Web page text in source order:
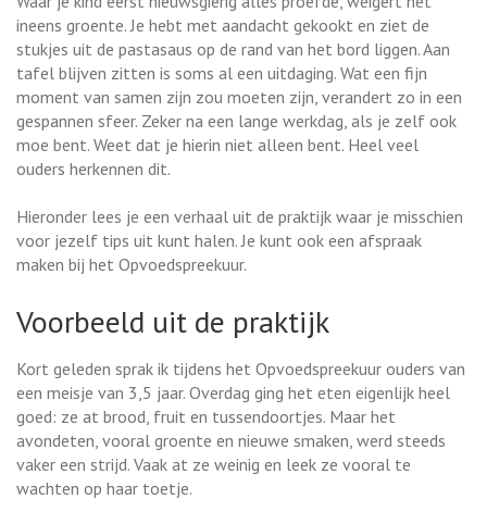
ineens groente. Je hebt met aandacht gekookt en ziet de
stukjes uit de pastasaus op de rand van het bord liggen. Aan
tafel blijven zitten is soms al een uitdaging. Wat een fijn
moment van samen zijn zou moeten zijn, verandert zo in een
gespannen sfeer. Zeker na een lange werkdag, als je zelf ook
moe bent. Weet dat je hierin niet alleen bent. Heel veel
ouders herkennen dit.
Hieronder lees je een verhaal uit de praktijk waar je misschien
voor jezelf tips uit kunt halen. Je kunt ook een afspraak
maken bij het Opvoedspreekuur.
Voorbeeld uit de praktijk
Kort geleden sprak ik tijdens het Opvoedspreekuur ouders van
een meisje van 3,5 jaar. Overdag ging het eten eigenlijk heel
goed: ze at brood, fruit en tussendoortjes. Maar het
avondeten, vooral groente en nieuwe smaken, werd steeds
vaker een strijd. Vaak at ze weinig en leek ze vooral te
wachten op haar toetje.